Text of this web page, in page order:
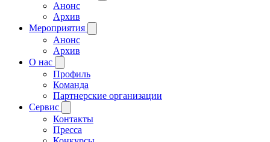
Анонс
Архив
Мероприятия
Анонс
Архив
О нас
Профиль
Команда
Партнерские организации
Сервис
Контакты
Пресса